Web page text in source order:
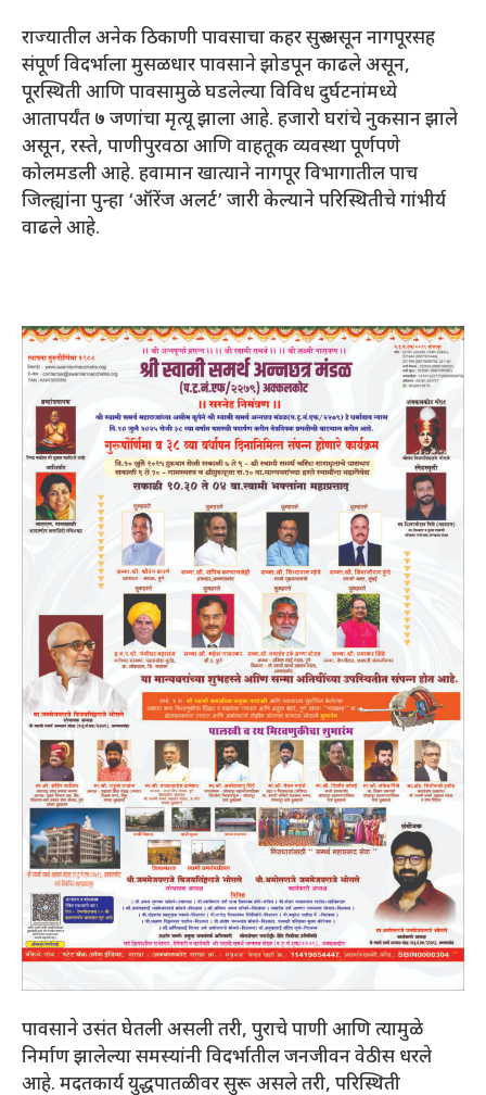
राज्यातील अनेक ठिकाणी पावसाचा कहर सुरु असून नागपूरसह
संपूर्ण विदर्भाला मुसळधार पावसाने झोडपून काढले असून,
पूरस्थिती आणि पावसामुळे घडलेल्या विविध दुर्घटनांमध्ये
आतापर्यंत ७ जणांचा मृत्यू झाला आहे. हजारो घरांचे नुकसान झाले
असून, रस्ते, पाणीपुरवठा आणि वाहतूक व्यवस्था पूर्णपणे
कोलमडली आहे. हवामान खात्याने नागपूर विभागातील पाच
जिल्ह्यांना पुन्हा ‘ऑरेंज अलर्ट’ जारी केल्याने परिस्थितीचे गांभीर्य
वाढले आहे.
पावसाने उसंत घेतली असली तरी, पुराचे पाणी आणि त्यामुळे
निर्माण झालेल्या समस्यांनी विदर्भातील जनजीवन वेठीस धरले
आहे. मदतकार्य युद्धपातळीवर सुरू असले तरी, परिस्थिती